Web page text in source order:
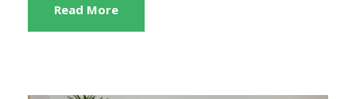
Read More